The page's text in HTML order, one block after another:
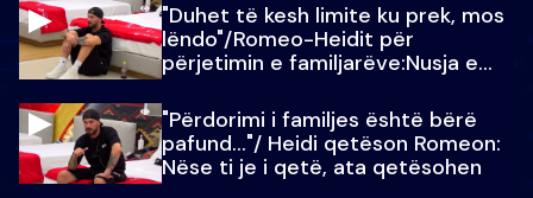
"Duhet të kesh limite ku prek, mos
lëndo"/Romeo-Heidit për
përjetimin e familjarëve:Nusja e
"Përdorimi i familjes është bërë
pafund…"/ Heidi qetëson Romeon:
Nëse ti je i qetë, ata qetësohen